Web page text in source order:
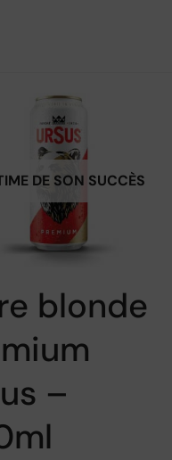
DE SON SUCCÈS
blonde
–